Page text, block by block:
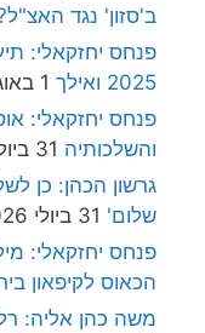
ב'סזון' נגד
פנחס יחזקאלי:
2025 ואילך
1 באוגוסט 2026
פנחס יחזקאלי:
והשלכותיה 31 ביולי 2026
גרשון הכהן: כן
שלום' 31 ביולי 2026
פנחס יחזקאלי:
הכאוס לקיפאון
משה כהן אליה: